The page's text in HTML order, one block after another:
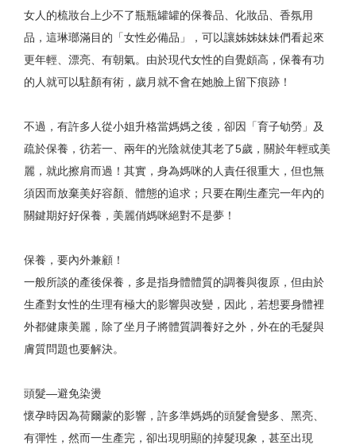
女人的梳妝台上少不了瓶瓶罐罐的保養品、化妝品、香氛用
品，這琳瑯滿目的「女性必備品」，可以讓姊姊妹妹們看起來
更年輕、漂亮、有朝氣。由於現代女性的自覺頗高，保養有功
的人就可以駐顏有術，歲月就不會在她臉上留下痕跡！
不過，有許多人從小姐升格當媽媽之後，卻因「育子劬勞」及
疏於保養，彷若一、兩年的光陰就使其老了5歲，關於年輕或美
麗，就此擦肩而過！其實，身為媽咪的人責任很重大，但也無
須因而放棄美好容顏、體態的追求；只要在剛生產完一年內的
關鍵期好好保養，美麗俏媽咪絕對不是夢！
保養，要內外兼顧！
一般所談的產後保養，多是指身體體質的調養與復原，但由於
生產對女性的生理有極大的影響與改變，因此，若想要身體裡
外都健康美麗，除了坐月子將體質調養好之外，外在的毛髮與
膚質問題也要解決。
頭髮—避免染燙
懷孕時因為荷爾蒙的影響，許多準媽媽的頭髮會變多、黑亮、
有彈性，然而一生產完，卻出現明顯的掉髮現象，甚至出現